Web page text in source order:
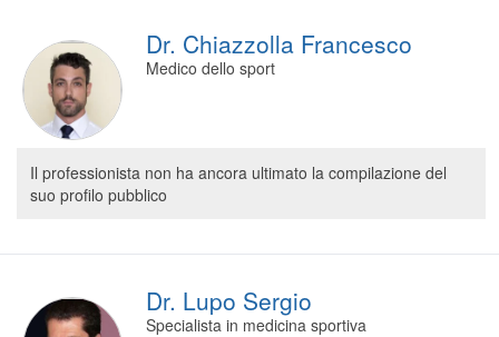
Dr. Chiazzolla Francesco
Medico dello sport
Il professionista non ha ancora ultimato la compilazione del
suo profilo pubblico
Dr. Lupo Sergio
Specialista in medicina sportiva